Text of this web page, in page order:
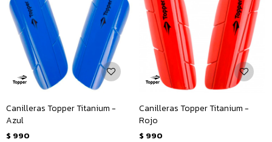
Canilleras Topper Titanium -
Azul
$ 990
Canilleras Topper Titanium -
Rojo
$ 990